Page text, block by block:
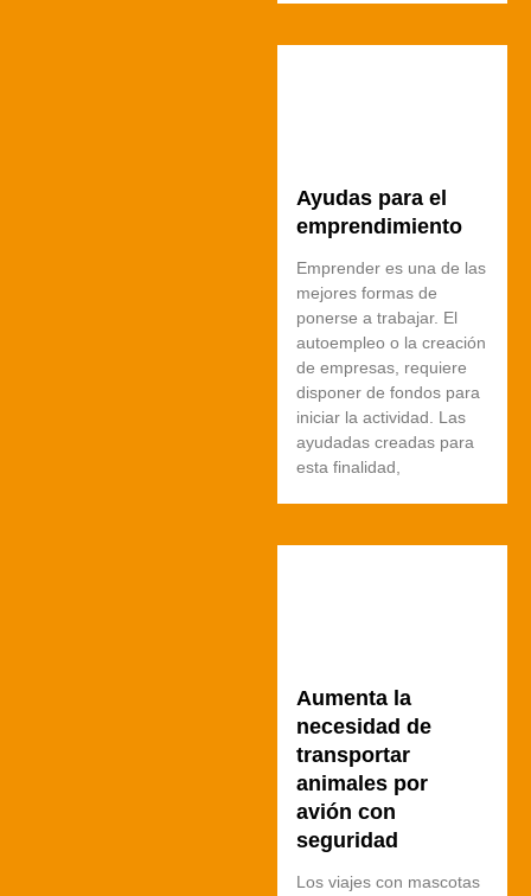
Ayudas para el
emprendimiento
Emprender es una de las
mejores formas de
ponerse a trabajar. El
autoempleo o la creación
de empresas, requiere
disponer de fondos para
iniciar la actividad. Las
ayudadas creadas para
esta finalidad,
Aumenta la
necesidad de
transportar
animales por
avión con
seguridad
Los viajes con mascotas